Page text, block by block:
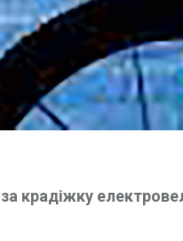
крадіжку